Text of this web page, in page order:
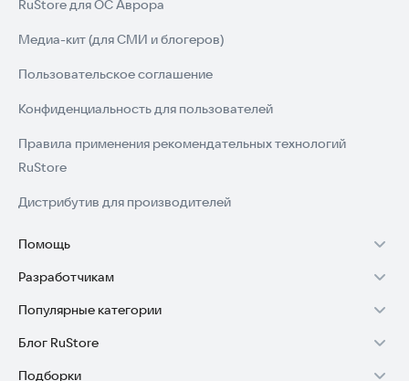
RuStore для ОС Аврора
Медиа-кит (для СМИ и блогеров)
Пользовательское соглашение
Конфиденциальность для пользователей
Правила применения рекомендательных технологий
RuStore
Дистрибутив для производителей
Помощь
Установка RuStore на TV
Установка RuStore на телефон
Установка RuStore в машину
Разработчикам
Зарабатывать с RuStore
Стать разработчиком
Популярные категории
Игры для Android
Блог RuStore
Подборки